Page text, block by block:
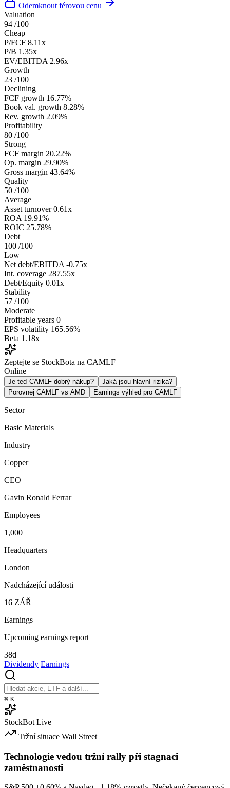
Odemknout férovou cenu
Valuation
94 /100
Cheap
P/FCF 8.11x
P/B 1.35x
EV/EBITDA 2.96x
Growth
23 /100
Declining
FCF growth 16.77%
Book val. growth 8.28%
Rev. growth 2.09%
Profitability
80 /100
Strong
FCF margin 20.22%
Op. margin 29.90%
Gross margin 43.64%
Quality
50 /100
Average
Asset turnover 0.61x
ROA 19.91%
ROIC 25.78%
Debt
100 /100
Low
Net debt/EBITDA -0.75x
Int. coverage 287.55x
Debt/Equity 0.01x
Stability
57 /100
Moderate
Profitable years 0
EPS volatility 165.56%
Beta 1.18x
Zeptejte se StockBota na CAMLF
Online
Je teď CAMLF dobrý nákup?
Jaká jsou hlavní rizika?
Porovnej CAMLF vs AMD
Earnings výhled pro CAMLF
Sector
Basic Materials
Industry
Copper
CEO
Gavin Ronald Ferrar
Employees
1,000
Headquarters
London
Nadcházející události
16 ZÁŘ
Earnings
Upcoming earnings report
38d
Dividendy Earnings
⌘ K
StockBot Live
Tržní situace Wall Street
Technologie vedou tržní rally při stagnaci
zaměstnanosti